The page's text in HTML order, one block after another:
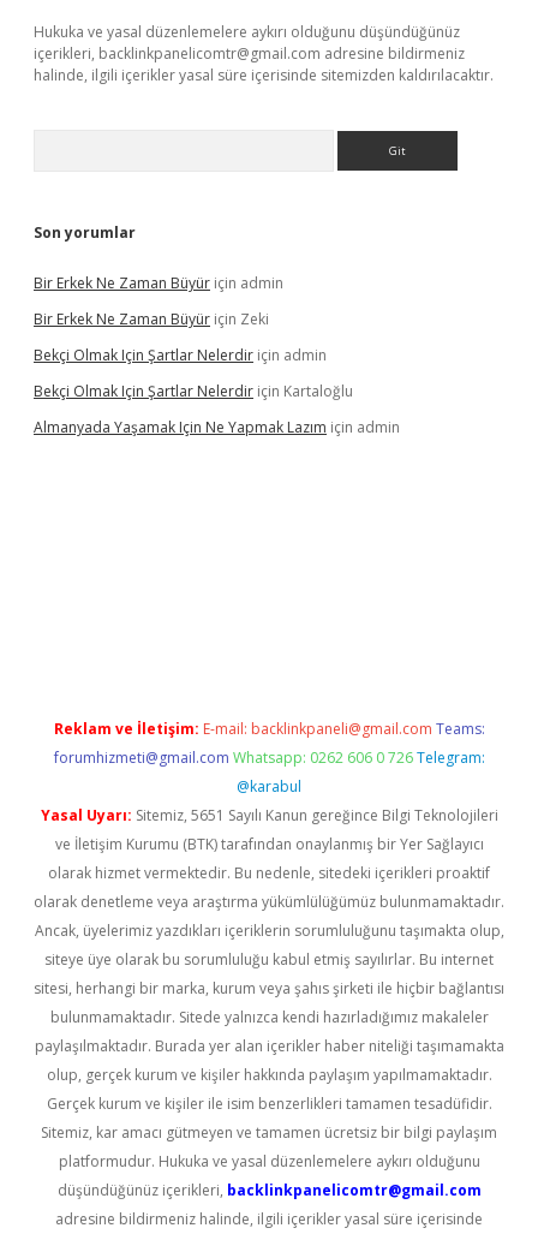
Hukuka ve yasal düzenlemelere aykırı olduğunu düşündüğünüz
içerikleri, backlinkpanelicomtr@gmail.com adresine bildirmeniz
halinde, ilgili içerikler yasal süre içerisinde sitemizden kaldırılacaktır.
Son yorumlar
Bir Erkek Ne Zaman Büyür için admin
Bir Erkek Ne Zaman Büyür için Zeki
Bekçi Olmak Için Şartlar Nelerdir için admin
Bekçi Olmak Için Şartlar Nelerdir için Kartaloğlu
Almanyada Yaşamak Için Ne Yapmak Lazım için admin
Reklam ve İletişim: E-mail: backlinkpaneli@gmail.com Teams:
forumhizmeti@gmail.com Whatsapp: 0262 606 0 726 Telegram:
@karabul
Yasal Uyarı: Sitemiz, 5651 Sayılı Kanun gereğince Bilgi Teknolojileri
ve İletişim Kurumu (BTK) tarafından onaylanmış bir Yer Sağlayıcı
olarak hizmet vermektedir. Bu nedenle, sitedeki içerikleri proaktif
olarak denetleme veya araştırma yükümlülüğümüz bulunmamaktadır.
Ancak, üyelerimiz yazdıkları içeriklerin sorumluluğunu taşımakta olup,
siteye üye olarak bu sorumluluğu kabul etmiş sayılırlar. Bu internet
sitesi, herhangi bir marka, kurum veya şahıs şirketi ile hiçbir bağlantısı
bulunmamaktadır. Sitede yalnızca kendi hazırladığımız makaleler
paylaşılmaktadır. Burada yer alan içerikler haber niteliği taşımamakta
olup, gerçek kurum ve kişiler hakkında paylaşım yapılmamaktadır.
Gerçek kurum ve kişiler ile isim benzerlikleri tamamen tesadüfidir.
Sitemiz, kar amacı gütmeyen ve tamamen ücretsiz bir bilgi paylaşım
platformudur. Hukuka ve yasal düzenlemelere aykırı olduğunu
düşündüğünüz içerikleri, backlinkpanelicomtr@gmail.com
adresine bildirmeniz halinde, ilgili içerikler yasal süre içerisinde